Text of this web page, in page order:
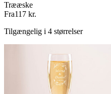
Trææske
Fra117 kr.
Tilgængelig i 4 størrelser